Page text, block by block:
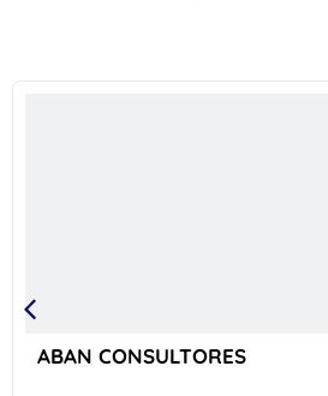
ABAN CONSULTORES